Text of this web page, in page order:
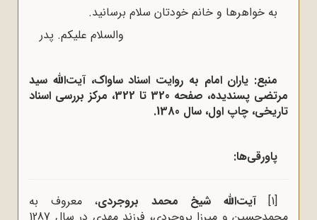
به خواهرها و خانم خودتان سلام برسانید.
والسلام علیکم. پدر
منبع: یاران امام به روایت اسناد ساواک، آیت‌الله سید
مرتضی پسندیده، صفحه 320 تا 322، مرکز بررسی اسناد
تاریخی، چاپ اول، سال 1380.
پاورقی‌ها:
[1] آیت‌الله شیخ محمد بروجردى، معروف به